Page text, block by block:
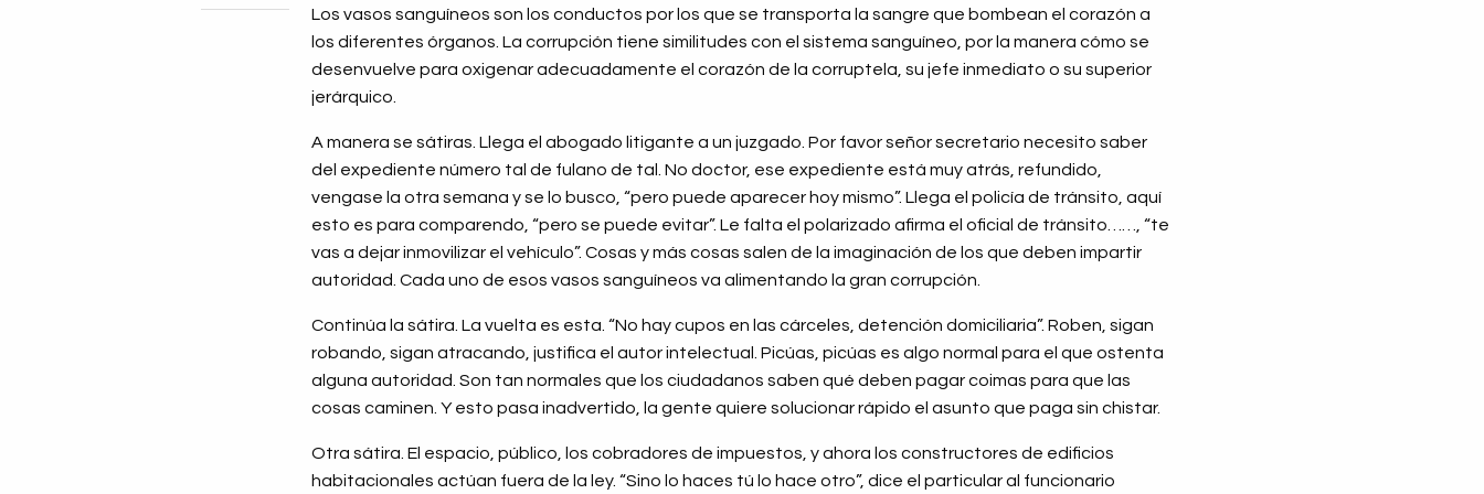
Los vasos sanguíneos son los conductos por los que se transporta la sangre que bombean el corazón a
los diferentes órganos. La corrupción tiene similitudes con el sistema sanguíneo, por la manera cómo se
desenvuelve para oxigenar adecuadamente el corazón de la corruptela, su jefe inmediato o su superior
jerárquico.
A manera se sátiras. Llega el abogado litigante a un juzgado. Por favor señor secretario necesito saber
del expediente número tal de fulano de tal. No doctor, ese expediente está muy atrás, refundido,
vengase la otra semana y se lo busco, “pero puede aparecer hoy mismo”. Llega el policía de tránsito, aquí
esto es para comparendo, “pero se puede evitar”. Le falta el polarizado afirma el oficial de tránsito……, “te
vas a dejar inmovilizar el vehículo”. Cosas y más cosas salen de la imaginación de los que deben impartir
autoridad. Cada uno de esos vasos sanguíneos va alimentando la gran corrupción.
Continúa la sátira. La vuelta es esta. “No hay cupos en las cárceles, detención domiciliaria”. Roben, sigan
robando, sigan atracando, justifica el autor intelectual. Picúas, picúas es algo normal para el que ostenta
alguna autoridad. Son tan normales que los ciudadanos saben qué deben pagar coimas para que las
cosas caminen. Y esto pasa inadvertido, la gente quiere solucionar rápido el asunto que paga sin chistar.
Otra sátira. El espacio, público, los cobradores de impuestos, y ahora los constructores de edificios
habitacionales actúan fuera de la ley. “Sino lo haces tú lo hace otro”, dice el particular al funcionario